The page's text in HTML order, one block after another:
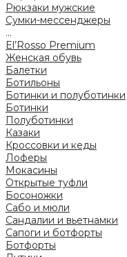
Рюкзаки мужские
Сумки-мессенджеры
...
El’Rosso Premium
Женская обувь
Балетки
Ботильоны
Ботинки и полуботинки
Ботинки
Полуботинки
Казаки
Кроссовки и кеды
Лоферы
Мокасины
Открытые туфли
Босоножки
Сабо и мюли
Сандалии и вьетнамки
Сапоги и ботфорты
Ботфорты